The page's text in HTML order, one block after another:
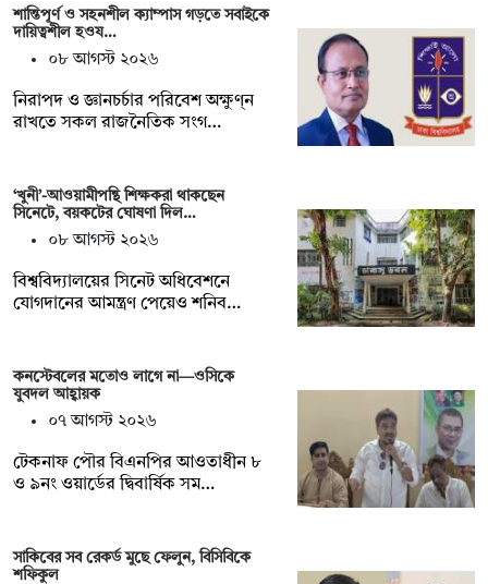
শান্তিপূর্ণ ও সহনশীল ক্যাম্পাস গড়তে সবাইকে
দায়িত্বশীল হওয…
০৮ আগস্ট ২০২৬
নিরাপদ ও জ্ঞানচর্চার পরিবেশ অক্ষুণ্ন
রাখতে সকল রাজনৈতিক সংগ…
‘খুনী’-আওয়ামীপন্থি শিক্ষকরা থাকছেন
সিনেটে, বয়কটের ঘোষণা দিল…
০৮ আগস্ট ২০২৬
বিশ্ববিদ্যালয়ের সিনেট অধিবেশনে
যোগদানের আমন্ত্রণ পেয়েও শনিব…
কনস্টেবলের মতোও লাগে না—ওসিকে
যুবদল আহ্বায়ক
০৭ আগস্ট ২০২৬
টেকনাফ পৌর বিএনপির আওতাধীন ৮
ও ৯নং ওয়ার্ডের দ্বিবার্ষিক সম…
সাকিবের সব রেকর্ড মুছে ফেলুন, বিসিবিকে
শফিকুল